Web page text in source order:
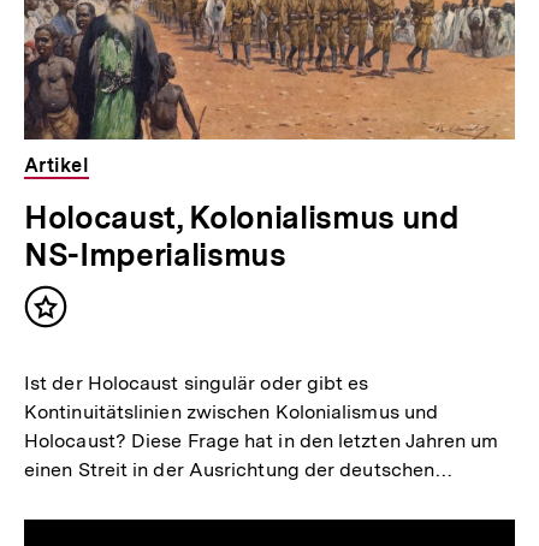
Artikel
Holocaust, Kolonialismus und
NS-Imperialismus
Inhalt
Ist der Holocaust singulär oder gibt es
Kontinuitätslinien zwischen Kolonialismus und
Holocaust? Diese Frage hat in den letzten Jahren um
einen Streit in der Ausrichtung der deutschen…